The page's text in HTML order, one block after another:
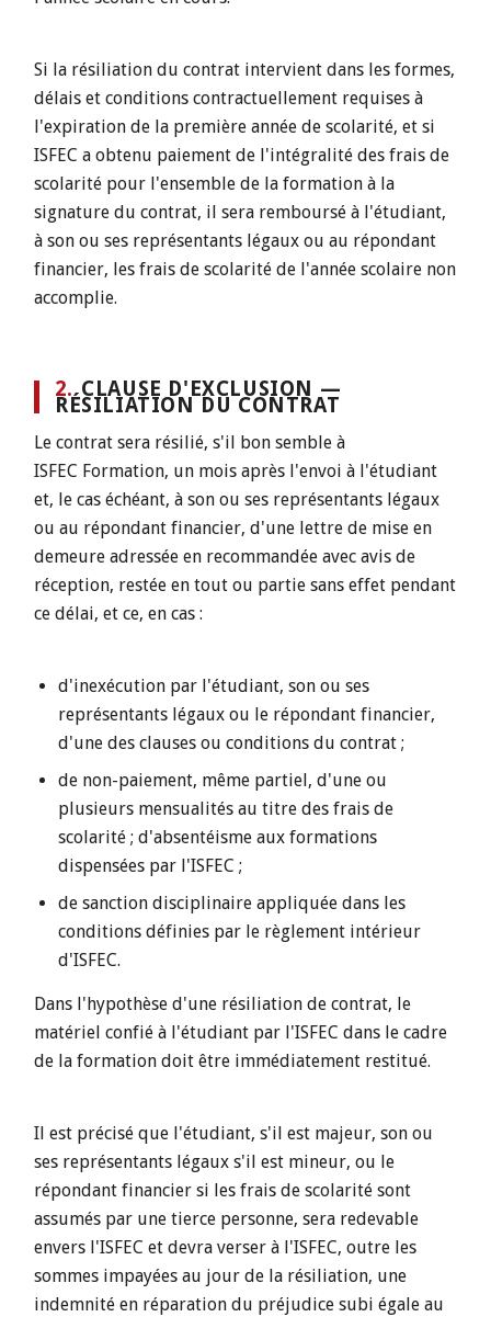
Si la résiliation du contrat intervient dans les formes,
délais et conditions contractuellement requises à
l'expiration de la première année de scolarité, et si
ISFEC a obtenu paiement de l'intégralité des frais de
scolarité pour l'ensemble de la formation à la
signature du contrat, il sera remboursé à l'étudiant,
à son ou ses représentants légaux ou au répondant
financier, les frais de scolarité de l'année scolaire non
accomplie.
2. CLAUSE D'EXCLUSION —
RÉSILIATION DU CONTRAT
Le contrat sera résilié, s'il bon semble à
ISFEC Formation, un mois après l'envoi à l'étudiant
et, le cas échéant, à son ou ses représentants légaux
ou au répondant financier, d'une lettre de mise en
demeure adressée en recommandée avec avis de
réception, restée en tout ou partie sans effet pendant
ce délai, et ce, en cas :
d'inexécution par l'étudiant, son ou ses
représentants légaux ou le répondant financier,
d'une des clauses ou conditions du contrat ;
de non-paiement, même partiel, d'une ou
plusieurs mensualités au titre des frais de
scolarité ; d'absentéisme aux formations
dispensées par l'ISFEC ;
de sanction disciplinaire appliquée dans les
conditions définies par le règlement intérieur
d'ISFEC.
Dans l'hypothèse d'une résiliation de contrat, le
matériel confié à l'étudiant par l'ISFEC dans le cadre
de la formation doit être immédiatement restitué.
Il est précisé que l'étudiant, s'il est majeur, son ou
ses représentants légaux s'il est mineur, ou le
répondant financier si les frais de scolarité sont
assumés par une tierce personne, sera redevable
envers l'ISFEC et devra verser à l'ISFEC, outre les
sommes impayées au jour de la résiliation, une
indemnité en réparation du préjudice subi égale au